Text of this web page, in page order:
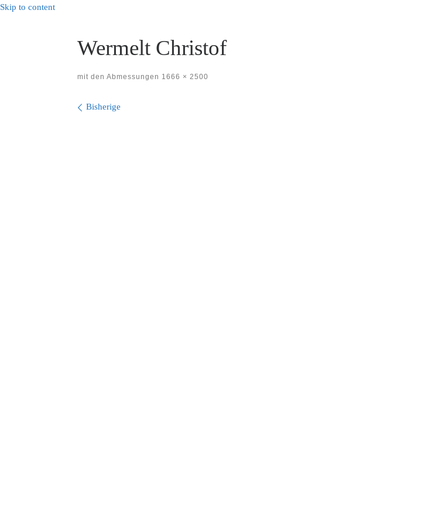
Skip to content
Wermelt Christof
mit den Abmessungen 1666 × 2500
Bilder Navigation
Bisherige